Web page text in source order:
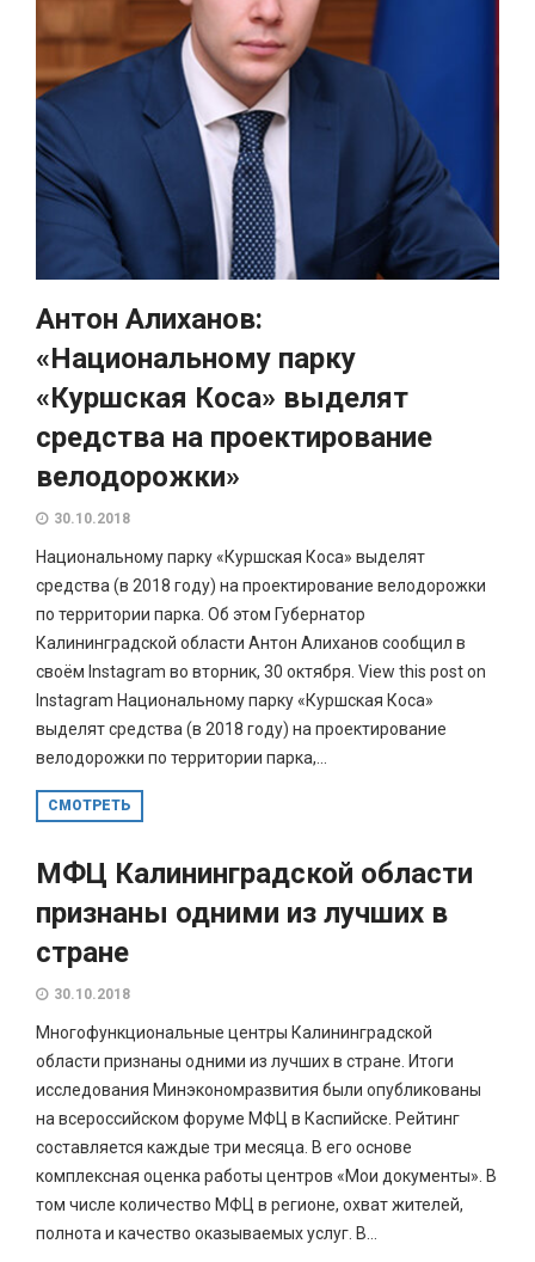
Антон Алиханов:
«Национальному парку
«Куршская Коса» выделят
средства на проектирование
велодорожки»
30.10.2018
Национальному парку «Куршская Коса» выделят
средства (в 2018 году) на проектирование велодорожки
по территории парка. Об этом Губернатор
Калининградской области Антон Алиханов сообщил в
своём Instagram во вторник, 30 октября. View this post on
Instagram Национальному парку «Куршская Коса»
выделят средства (в 2018 году) на проектирование
велодорожки по территории парка,...
СМОТРЕТЬ
МФЦ Калининградской области
признаны одними из лучших в
стране
30.10.2018
Многофункциональные центры Калининградской
области признаны одними из лучших в стране. Итоги
исследования Минэкономразвития были опубликованы
на всероссийском форуме МФЦ в Каспийске. Рейтинг
составляется каждые три месяца. В его основе
комплексная оценка работы центров «Мои документы». В
том числе количество МФЦ в регионе, охват жителей,
полнота и качество оказываемых услуг. В...